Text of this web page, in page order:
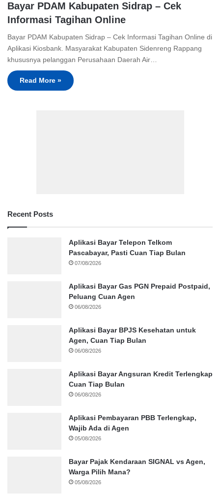
Bayar PDAM Kabupaten Sidrap – Cek
Informasi Tagihan Online
Bayar PDAM Kabupaten Sidrap – Cek Informasi Tagihan Online di
Aplikasi Kiosbank. Masyarakat Kabupaten Sidenreng Rappang
khususnya pelanggan Perusahaan Daerah Air…
Read More »
Recent Posts
Aplikasi Bayar Telepon Telkom
Pascabayar, Pasti Cuan Tiap Bulan
07/08/2026
Aplikasi Bayar Gas PGN Prepaid Postpaid,
Peluang Cuan Agen
06/08/2026
Aplikasi Bayar BPJS Kesehatan untuk
Agen, Cuan Tiap Bulan
06/08/2026
Aplikasi Bayar Angsuran Kredit Terlengkap
Cuan Tiap Bulan
06/08/2026
Aplikasi Pembayaran PBB Terlengkap,
Wajib Ada di Agen
05/08/2026
Bayar Pajak Kendaraan SIGNAL vs Agen,
Warga Pilih Mana?
05/08/2026